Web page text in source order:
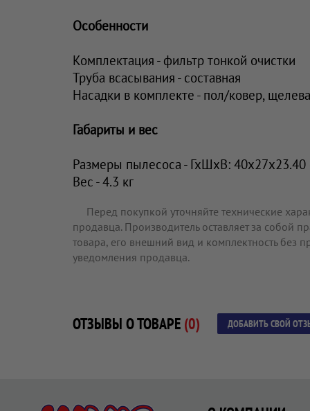
Особенности
Комплектация - фильтр тонкой очистки
Труба всасывания - составная
Насадки в комплекте - пол/ковер,
Габариты и вес
Размеры пылесоса - ГхШхВ: 40х27х23.40
Вес - 4.3 кг
Перед покупкой уточняйте технические
продавца. Производитель оставляет за собой
товара, его внешний вид и комплектность без
уведомления продавца.
ОТЗЫВЫ О ТОВАРЕ (0) ДОБАВИТЬ СВОЙ